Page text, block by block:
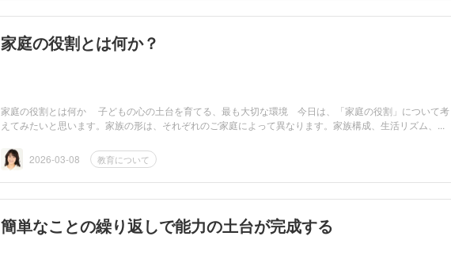
家庭の役割とは何か？
家庭の役割とは何か 子どもの心の土台を育てる、最も大切な環境 今日は、「家庭の役割」について考
えてみたいと思います。家族の形は、それぞれのご家庭によって異なります。家族構成、生活リズム、...
2026-03-08 教育について
簡単なことの繰り返しで能力の土台が完成する